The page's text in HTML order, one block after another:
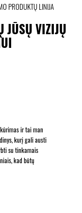
PRODUKTŲ LINIJA
JŪSŲ VIZIJŲ
ir tai man
kurį gali austi
su tinkamais
kad būtų